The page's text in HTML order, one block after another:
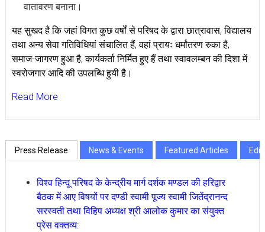
वातावरण बनाना।
यह सुखद है कि जहां विगत कुछ वर्षों से परिषद के द्वारा छात्रावास, विद्यालय
तथा अन्य सेवा गतिविधियां संचालित हैं, वहां प्रायः धर्मांतरण रुका है,
समाज-जागरण हुआ है, कार्यकर्ता निर्मित हुए हैं तथा स्वावलम्बन की दिशा में
स्वरोजगार आदि की उपलब्धि हुयी है।
Read More
Press Release News & Events Featured Articles
विश्व हिन्दू परिषद के केन्द्रीय मार्ग दर्शक मण्डल की हरिद्वार
बैठक में आए विषयों पर दण्डी स्वामी पूज्य स्वामी जितेंद्रानन्द
सरस्वती तथा विहिप अध्यक्ष श्री आलोक कुमार का संयुक्त
प्रेस वक्तव्य: